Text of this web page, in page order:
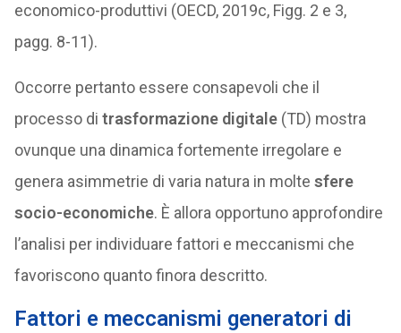
economico-produttivi (OECD, 2019c, Figg. 2 e 3,
pagg. 8-11).
Occorre pertanto essere consapevoli che il
processo di trasformazione digitale(TD) mostra
ovunque una dinamica fortemente irregolare e
genera asimmetrie di varia natura in molte sfere
socio-economiche. È allora opportuno approfondire
l’analisi per individuare fattori e meccanismi che
favoriscono quanto finora descritto.
Fattori e meccanismi generatori di